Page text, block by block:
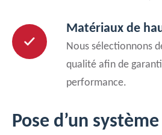
Matériaux de
Nous sélectionnons
qualité afin de
performance.
Pose d’un